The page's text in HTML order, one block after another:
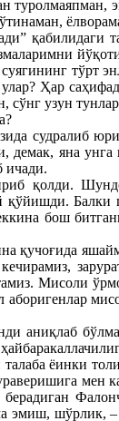
қабилидаги
тўрт
Ҳар
узун
судралиб
демак, яна
ичади.
қолди.
қўйишди.
бош
қучоғида
Мисоли
аборигенлар
аниқлаб
ёинки
шўрлик,